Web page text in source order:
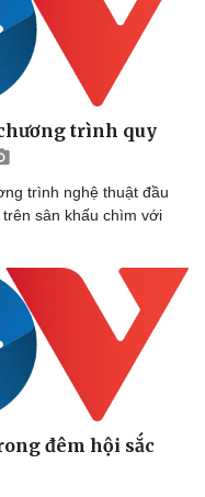
trình quy
trình nghệ thuật đầu
sân khấu chìm với
đêm hội sắc